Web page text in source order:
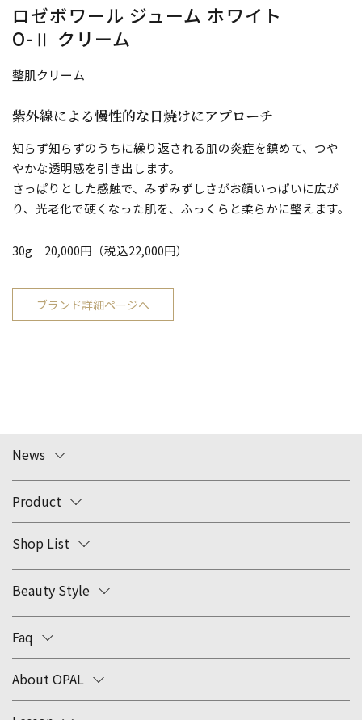
ロゼボワール ジューム ホワイト
O-Ⅱ クリーム
整肌クリーム
紫外線による慢性的な日焼けにアプローチ
知らず知らずのうちに繰り返される肌の炎症を鎮めて、つや
やかな透明感を引き出します。
さっぱりとした感触で、みずみずしさがお顔いっぱいに広が
り、光老化で硬くなった肌を、ふっくらと柔らかに整えます。
30g 20,000円（税込22,000円）
ブランド詳細ページへ
News
Product
Shop List
Beauty Style
Faq
About OPAL